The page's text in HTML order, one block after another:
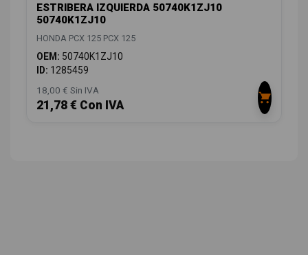
ESTRIBERA IZQUIERDA 50740K1ZJ10
50740K1ZJ10
HONDA PCX 125 PCX 125
OEM: 50740K1ZJ10
ID: 1285459
18,00 € Sin IVA
21,78 € Con IVA